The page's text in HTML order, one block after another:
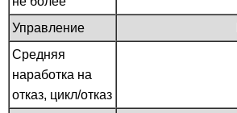
Управление
Средняя
наработка на
отказ, цикл/отказ